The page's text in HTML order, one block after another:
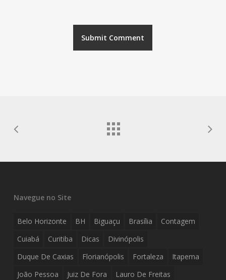
Navegue no Site
Belo Horizonte BH Biguaçu Brasília
Contagem
Cuiabá
Curitiba Dicas
Divinópolis
Duque De Caxias
Florianópolis Fortaleza
Itapema
João Pessoa
Juiz De Fora
Lauro De Freitas